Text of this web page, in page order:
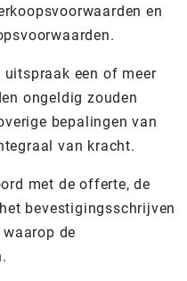
en
een of meer
ongeldig zouden
bepalingen van
van kracht.
met de offerte, de
bevestigingsschrijven
de